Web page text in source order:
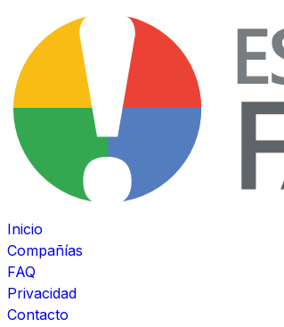
Inicio
Compañías
FAQ
Privacidad
Contacto